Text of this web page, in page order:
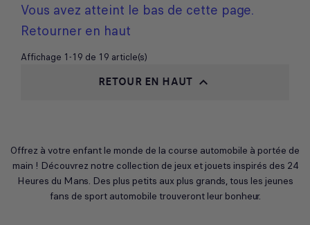
Vous avez atteint le bas de cette page.
Retourner en haut
Affichage 1-19 de 19 article(s)
RETOUR EN HAUT 
Offrez à votre enfant le monde de la course automobile à portée de
main ! Découvrez notre collection de jeux et jouets inspirés des 24
Heures du Mans. Des plus petits aux plus grands, tous les jeunes
fans de sport automobile trouveront leur bonheur.